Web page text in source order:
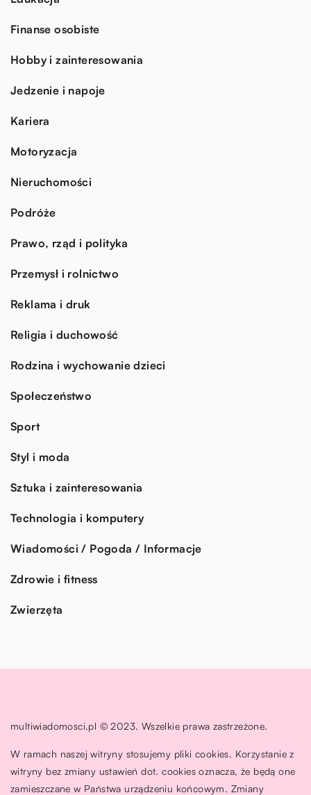
Finanse osobiste
Hobby i zainteresowania
Jedzenie i napoje
Kariera
Motoryzacja
Nieruchomości
Podróże
Prawo, rząd i polityka
Przemysł i rolnictwo
Reklama i druk
Religia i duchowość
Rodzina i wychowanie dzieci
Społeczeństwo
Sport
Styl i moda
Sztuka i zainteresowania
Technologia i komputery
Wiadomości / Pogoda / Informacje
Zdrowie i fitness
Zwierzęta
multiwiadomosci.pl © 2023. Wszelkie prawa zastrzeżone.
W ramach naszej witryny stosujemy pliki cookies. Korzystanie z
witryny bez zmiany ustawień dot. cookies oznacza, że będą one
zamieszczane w Państwa urządzeniu końcowym. Zmiany